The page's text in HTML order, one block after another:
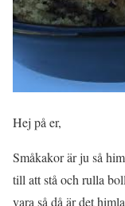
Hej på er,
Småkakor är ju så
till att stå och rulla
vara så då är det